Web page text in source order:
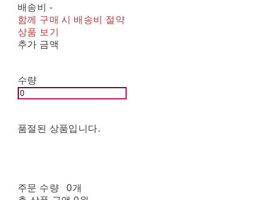
배송비 -
함께 구매 시 배송비 절약
상품 보기
추가 금액
수량
품절된 상품입니다.
주문 수량
0개